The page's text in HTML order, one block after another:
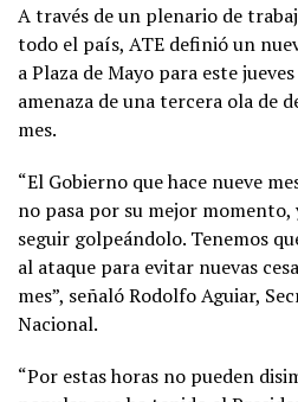
A través de un plenario de
todo el país, ATE definió un
a Plaza de Mayo para este
amenaza de una tercera ola de
mes.
“El Gobierno que hace nueve
no pasa por su mejor
seguir golpeándolo. Tenemos
al ataque para evitar nuevas
mes”, señaló Rodolfo Aguiar,
Nacional.
“Por estas horas no pueden